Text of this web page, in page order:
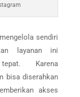
sendiri
layanan ini
Karena
bisa diserahkan
akses